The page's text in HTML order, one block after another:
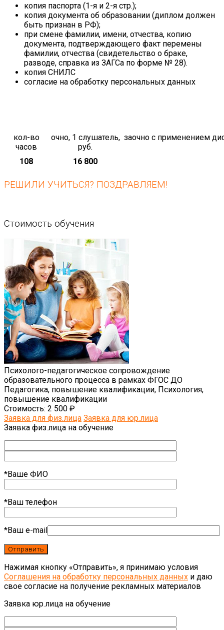
копия паспорта (1-я и 2-я стр.);
копия документа об образовании (диплом должен
быть признан в РФ);
при смене фамилии, имени, отчества, копию
документа, подтверждающего факт перемены
фамилии, отчества (свидетельство о браке,
разводе, справка из ЗАГСа по форме № 28).
копия СНИЛС
согласие на обработку персональных данных
кол-во
часов
очно, 1 слушатель,
руб.
заочно с применением
108 16 800
РЕШИЛИ УЧИТЬСЯ? ПОЗДРАВЛЯЕМ!
Стоимость обучения
Психолого-педагогическое сопровождение
образовательного процесса в рамках ФГОС ДО
Педагогика, повышение квалификации, Психология,
повышение квалификации
Стоимость: 2 500 ₽
Заявка для физ.лица Заявка для юр.лица
Заявка физ.лица на обучение
*Ваше ФИО
*Ваш телефон
*Ваш e-mail
Нажимая кнопку «Отправить», я принимаю условия
Соглашения на обработку персональных данных и даю
свое согласие на получение рекламных материалов
Заявка юр.лица на обучение